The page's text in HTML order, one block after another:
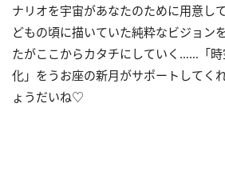
ナリオを宇宙があなたのために用意
どもの頃に描いていた純粋なビジョン
たがここからカタチにしていく……「
化」をうお座の新月がサポートしてく
ょうだいね♡